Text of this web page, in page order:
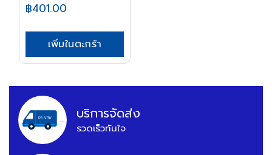
฿401.00
เพิ่มในตะกร้า
บริการจัดส่ง
รวดเร็วทันใจ